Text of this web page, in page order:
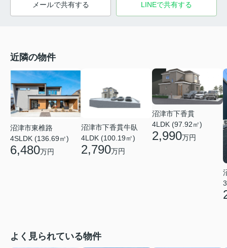
メールで共有する LINEで共有する
近隣の物件
沼津市東椎路
4SLDK (136.69㎡)
6,480万円
沼津市下香貫牛臥
4LDK (100.19㎡)
2,790万円
沼津市下香貫
4LDK (97.92㎡)
2,990万円
よく見られている物件